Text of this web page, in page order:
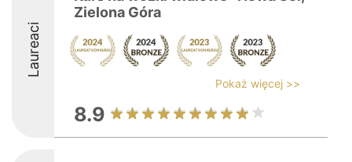
Laureaci
Zielona Góra
Pokaż więcej >>
8.9